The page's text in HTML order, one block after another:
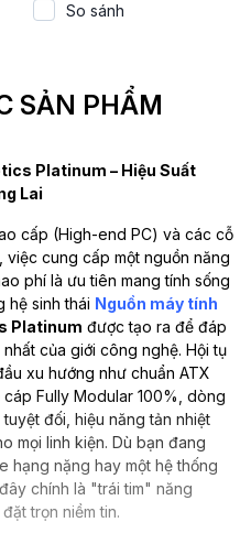
& PCIe 5.1)
So sánh
SẢN PHẨM
Platinum – Hiệu Suất
Lai
cấp (High-end PC) và các cỗ
việc cung cấp một nguồn năng
phí là ưu tiên mang tính sống
hệ sinh thái Nguồn máy tính
Platinum được tạo ra để đáp
của giới công nghệ. Hội tụ
xu hướng như chuẩn ATX
cáp Fully Modular 100%, dòng
đối, hiệu năng tản nhiệt
mọi linh kiện. Dù bạn đang
hạng nặng hay một hệ thống
chính là "trái tim" năng
trọn niềm tin.